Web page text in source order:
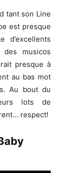
tant son Line
est presque
des musicos
presque à
au bas mot
Au bout du
lots de
respect!